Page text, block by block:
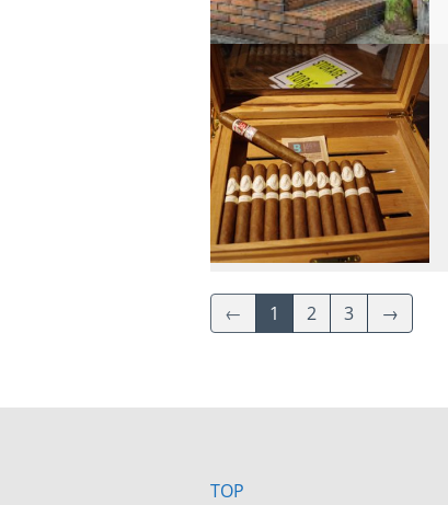
← 1 2 3 →
TOP